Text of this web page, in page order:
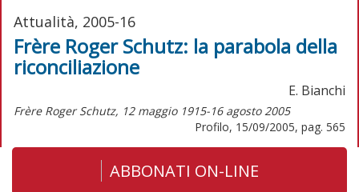
Attualità, 2005-16
Frère Roger Schutz: la parabola della
riconciliazione
E. Bianchi
Frère Roger Schutz, 12 maggio 1915-16 agosto 2005
Profilo, 15/09/2005, pag. 565
ABBONATI ON-LINE